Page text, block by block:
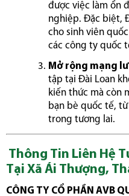
được việc làm ổn
nghiệp. Đặc biệt,
cho sinh viên
các công ty quốc
Mở rộng mạng
tập tại Đài Loan
kiến thức mà còn
bạn bè quốc tế,
trong tương lai.
Thông Tin Liên Hệ
Tại Xã Ái Thượng,
CÔNG TY CỔ PHẦN AVB